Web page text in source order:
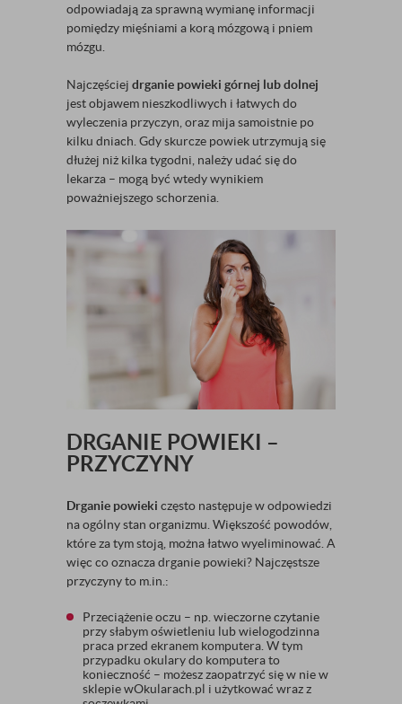
odpowiadają za sprawną wymianę informacji
pomiędzy mięśniami a korą mózgową i pniem
mózgu.
Najczęściej drganie powieki górnej lub dolnej
jest objawem nieszkodliwych i łatwych do
wyleczenia przyczyn, oraz mija samoistnie po
kilku dniach. Gdy skurcze powiek utrzymują się
dłużej niż kilka tygodni, należy udać się do
lekarza – mogą być wtedy wynikiem
poważniejszego schorzenia.
DRGANIE POWIEKI –
PRZYCZYNY
Drganie powieki często następuje w odpowiedzi
na ogólny stan organizmu. Większość powodów,
które za tym stoją, można łatwo wyeliminować. A
więc co oznacza drganie powieki? Najczęstsze
przyczyny to m.in.:
Przeciążenie oczu – np. wieczorne czytanie
przy słabym oświetleniu lub wielogodzinna
praca przed ekranem komputera. W tym
przypadku okulary do komputera to
konieczność – możesz zaopatrzyć się w nie w
sklepie wOkularach.pl i użytkować wraz z